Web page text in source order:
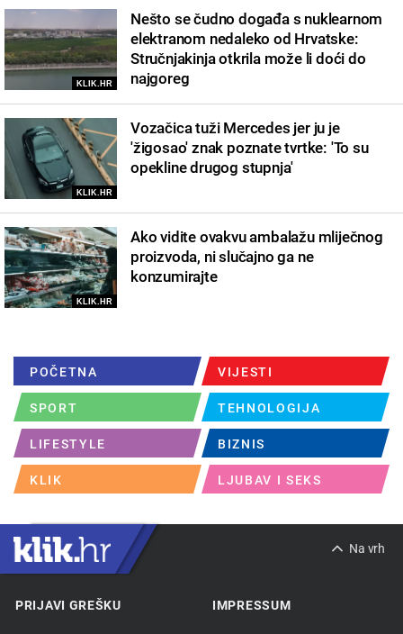
KLIK.HR
Nešto se čudno događa s nuklearnom
elektranom nedaleko od Hrvatske:
Stručnjakinja otkrila može li doći do
najgoreg
KLIK.HR
Vozačica tuži Mercedes jer ju je
'žigosao' znak poznate tvrtke: 'To su
opekline drugog stupnja'
KLIK.HR
Ako vidite ovakvu ambalažu mliječnog
proizvoda, ni slučajno ga ne
konzumirajte
POČETNA VIJESTI
SPORT TEHNOLOGIJA
LIFESTYLE BIZNIS
KLIK LJUBAV I SEKS
Na vrh
PRIJAVI GREŠKU IMPRESSUM